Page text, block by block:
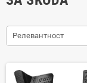
Релевантност